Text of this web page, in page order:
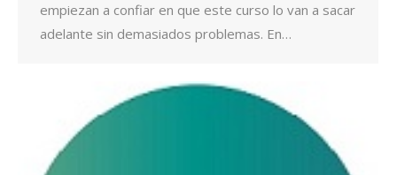
empiezan a confiar en que este curso lo van a sacar
adelante sin demasiados problemas. En…